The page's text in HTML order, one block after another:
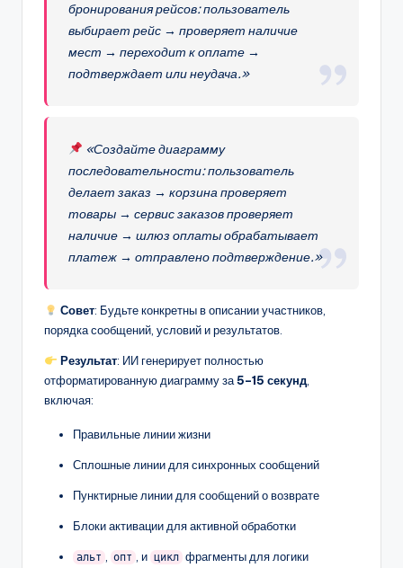
бронирования рейсов: пользователь
выбирает рейс → проверяет наличие
мест → переходит к оплате →
подтверждает или неудача.»
«Создайте диаграмму
последовательности: пользователь
делает заказ → корзина проверяет
товары → сервис заказов проверяет
наличие → шлюз оплаты обрабатывает
платеж → отправлено подтверждение.»
Совет: Будьте конкретны в описании участников,
порядка сообщений, условий и результатов.
Результат: ИИ генерирует полностью
отформатированную диаграмму за5–15 секунд
включая:
Правильные линии жизни
Сплошные линии для синхронных сообщений
Пунктирные линии для сообщений о возврате
Блоки активации для активной обработки
альт опт , и цикл фрагменты для логики